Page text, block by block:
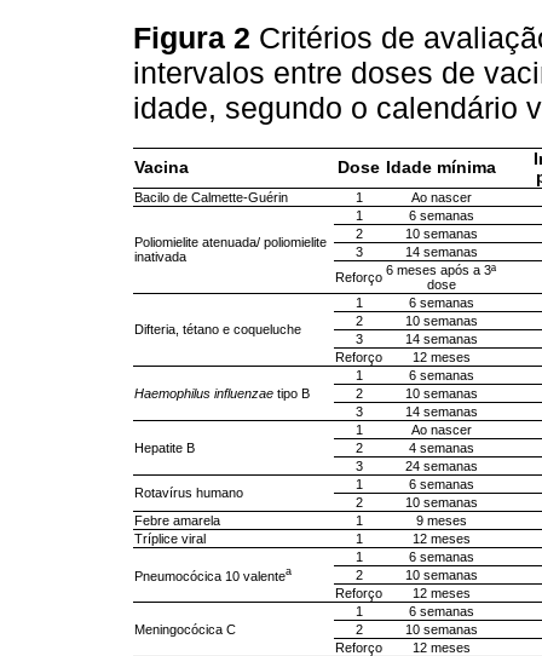
Figura 2 Critérios de
intervalos entre doses de
idade, segundo o calendário
Vacina Dose Idade mínima
Bacilo de Calmette-Guérin 1 Ao nascer
Poliomielite atenuada/ poliomielite
inativada
1
6 semanas
2
10 semanas
3
14 semanas
Reforço 6 meses após a 3ª
dose
Difteria, tétano e coqueluche
1
6 semanas
2
10 semanas
3
14 semanas
Reforço
12 meses
Haemophilus influenzae tipo B
1
6 semanas
2
10 semanas
3
14 semanas
Hepatite B
1
Ao nascer
2
4 semanas
3
24 semanas
Rotavírus humano
1
6 semanas
2
10 semanas
Febre amarela
1
9 meses
Tríplice viral
1 12 meses
Pneumocócica 10 valentea
1
6 semanas
2
10 semanas
Reforço
12 meses
Meningocócica C
1
6 semanas
2
10 semanas
Reforço
12 meses